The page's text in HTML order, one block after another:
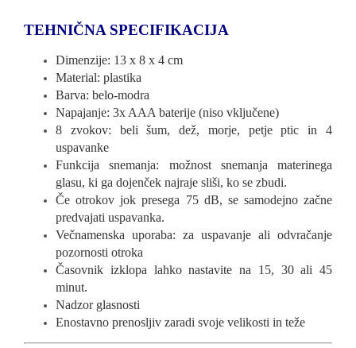
TEHNIČNA SPECIFIKACIJA
Dimenzije: 13 x 8 x 4 cm
Material: plastika
Barva: belo-modra
Napajanje: 3x AAA baterije (niso vključene)
8 zvokov: beli šum, dež, morje, petje ptic in 4
uspavanke
Funkcija snemanja: možnost snemanja materinega
glasu, ki ga dojenček najraje sliši, ko se zbudi.
Če otrokov jok presega 75 dB, se samodejno začne
predvajati uspavanka.
Večnamenska uporaba: za uspavanje ali odvračanje
pozornosti otroka
Časovnik izklopa lahko nastavite na 15, 30 ali 45
minut.
Nadzor glasnosti
Enostavno prenosljiv zaradi svoje velikosti in teže